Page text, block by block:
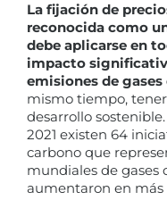
La fijación de
reconocida como
debe aplicarse en
impacto
emisiones de
mismo tiempo,
desarrollo
2021 existen 64
carbono que
mundiales de gases
aumentaron en más